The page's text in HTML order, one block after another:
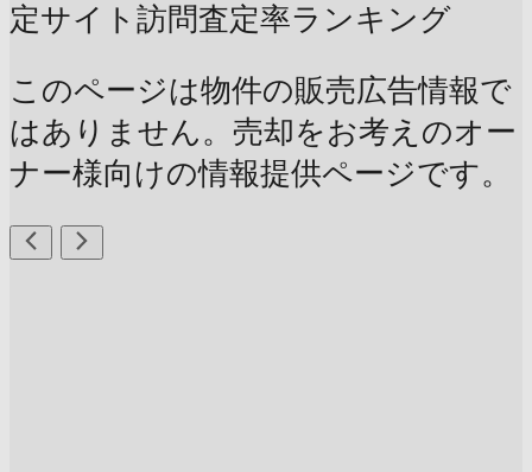
定サイト訪問査定率ランキング
このページは物件の販売広告情報で
はありません。売却をお考えのオー
ナー様向けの情報提供ページです。